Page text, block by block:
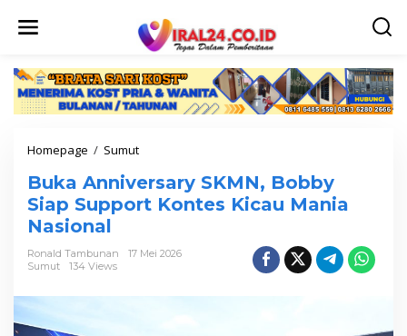
Homepage / Sumut
k
a
A
n
Buka Anniversary SKMN, Bobby
Siap Support Kontes Kicau Mania
Nasional
Ronald Tambunan
17 Mei 2026
Sumut
134 Views